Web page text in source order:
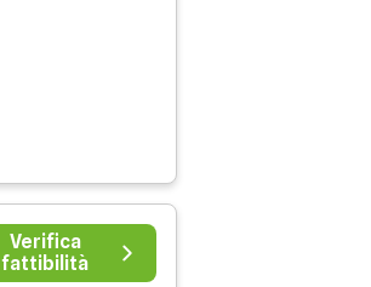
Verifica
fattibilità